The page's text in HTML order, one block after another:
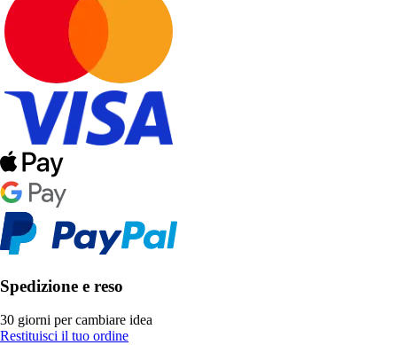
Spedizione e reso
30 giorni per cambiare idea
Restituisci il tuo ordine